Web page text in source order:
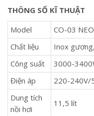
THÔNG SỐ KĨ THUẬT
Model
CO-03 NEO
Chất liệu
Inox
Công suất
3000-
Điện áp
220-240V/
Dung tích
nồi hơi
11,5 lít